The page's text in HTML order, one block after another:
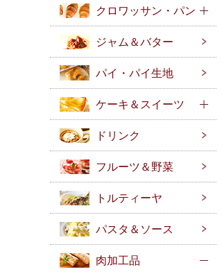
クロワッサン・パン
ジャム＆バター
パイ・パイ生地
ケーキ＆スイーツ
ドリンク
フルーツ＆野菜
トルティーヤ
パスタ＆ソース
肉加工品